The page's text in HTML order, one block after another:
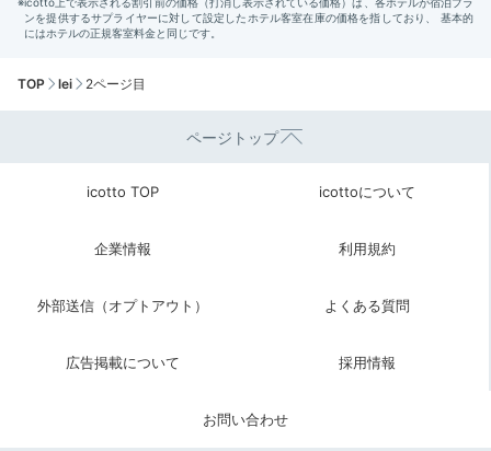
TOP lei 2ページ目
ページトップ
icotto TOP icottoについて
企業情報 利用規約
外部送信（オプトアウト） よくある質問
広告掲載について 採用情報
お問い合わせ